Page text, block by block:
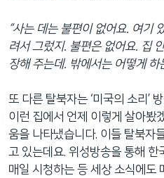
“사는 데는 불편이 없어요. 여기
려서 그렀지. 불편은 없어요. 집
장해 주는데. 밖에서는 어떻게 하
또 다른 탈북자는 ‘미국의 소리’
이런 집에서 언제 이렇게 살아봤
움을 나타냈습니다. 이들 탈북자
고 있는데요. 위성방송을 통해
매일 시청하는 등 세상 소식에도